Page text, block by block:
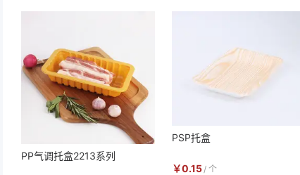
PP气调托盒2213系列
PSP托盒
￥0.15 / 个